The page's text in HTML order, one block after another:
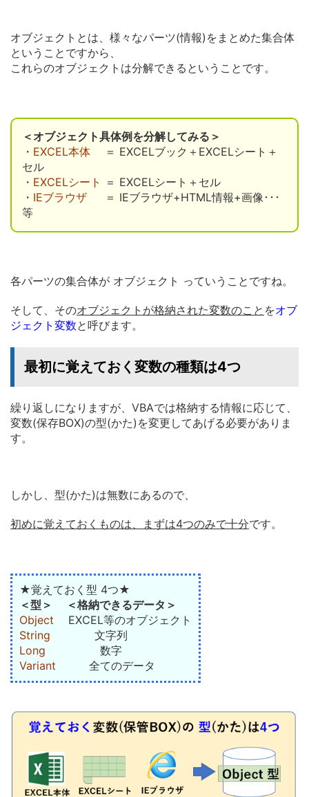
オブジェクトとは、様々なパーツ(情報)をまとめた集合体
ということですから、
これらのオブジェクトは分解できるということです。
＜オブジェクト具体例を分解してみる＞
・ EXCEL本体 ＝ EXCELブック＋EXCELシート＋
セル
・ EXCELシート
＝ EXCELシート＋セル
・ IEブラウザ ＝ IEブラウザ+HTML情報+画像･･･
等
各パーツの集合体が オブジェクト っていうことですね。
そして、そのオブジェクトが格納された変数のこと をオブ
ジェクト 変数と呼びます。
最初に覚えておく変数の種類は4つ
繰り返しになりますが、VBAでは格納する情報に応じて、
変数(保存BOX)の型(かた) を変更してあげる必要がありま
す。
しかし、型(かた)は無数にあるので、
初めに覚えておくものは、まずは4つのみで十分です。
★覚えておく型 4つ★
＜型＞ ＜格納できるデータ＞
Object EXCEL等のオブジェクト
String 文字列
Long 数字
Variant 全てのデータ